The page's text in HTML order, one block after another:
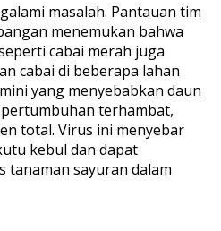
masalah. Pantauan tim
menemukan bahwa
cabai merah juga
cabai di beberapa lahan
yang menyebabkan daun
terhambat,
total. Virus ini menyebar
kebul dan dapat
tanaman sayuran dalam